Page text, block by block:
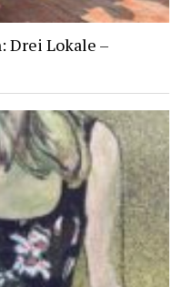
Drei Lokale –